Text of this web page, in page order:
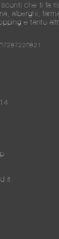
che ti fa
alberghi,
e tanto
07287220821